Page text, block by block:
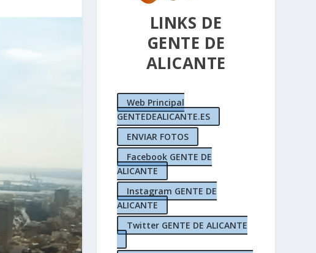
LINKS DE
GENTE DE
ALICANTE
Web Principal
GENTEDEALICANTE.ES
ENVIAR FOTOS
Facebook GENTE DE
ALICANTE
Instagram GENTE DE
ALICANTE
Twitter GENTE DE ALICANTE